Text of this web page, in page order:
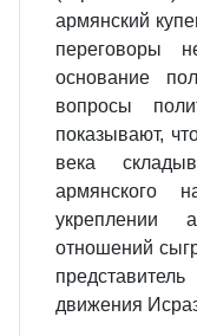
армянский
переговоры
основание
вопросы
показывают,
века
армянского
укреплении
отношений
движения